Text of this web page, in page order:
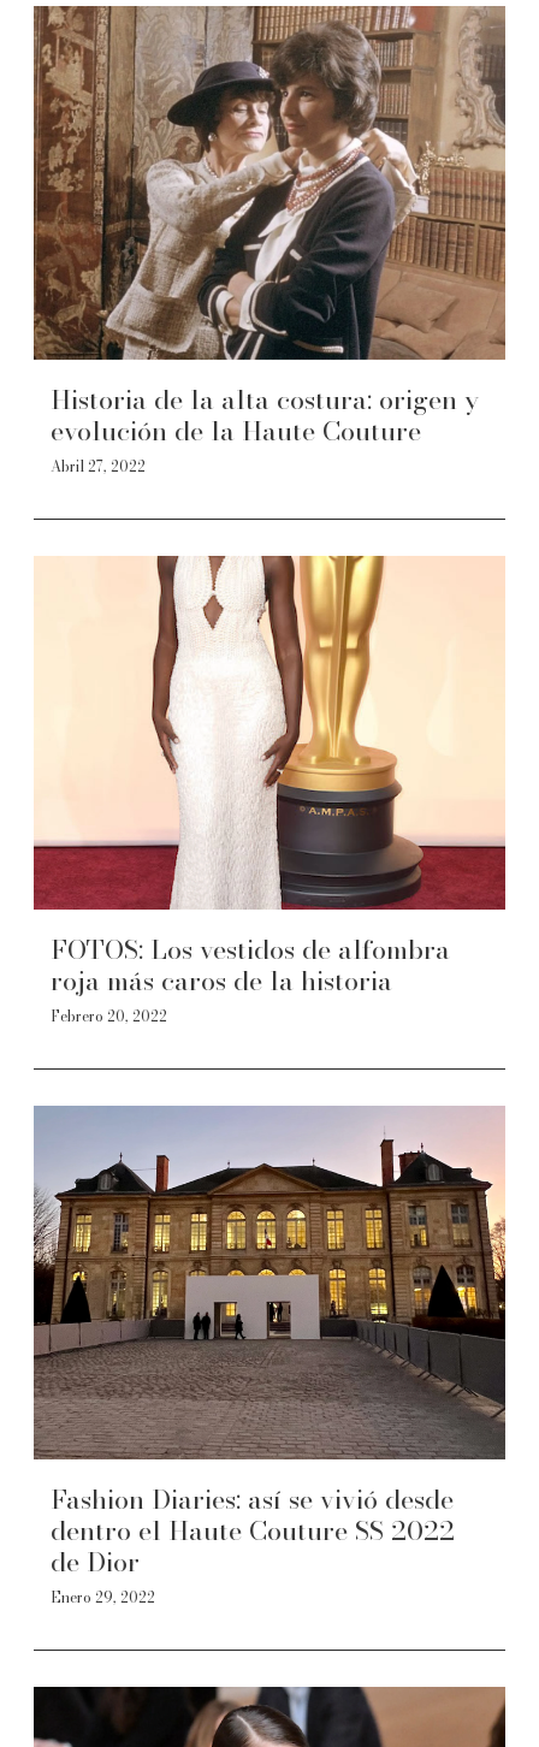
Historia de la alta costura: origen y
evolución de la Haute Couture
Abril 27, 2022
FOTOS: Los vestidos de alfombra
roja más caros de la historia
Febrero 20, 2022
Fashion Diaries: así se vivió desde
dentro el Haute Couture SS 2022
de Dior
Enero 29, 2022